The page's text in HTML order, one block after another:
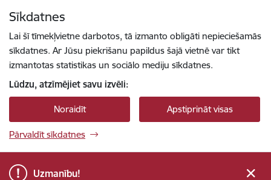
Sīkdatnes
Lai šī tīmekļvietne darbotos, tā izmanto obligāti nepieciešamās
sīkdatnes. Ar Jūsu piekrišanu papildus šajā vietnē var tikt
izmantotas statistikas un sociālo mediju sīkdatnes.
Lūdzu, atzīmējiet savu izvēli:
Noraidīt Apstiprināt visas
Pārvaldīt sīkdatnes
Uzmanību!